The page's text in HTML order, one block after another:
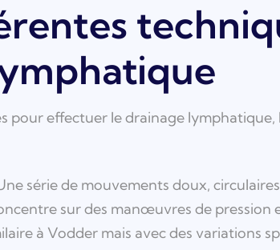
pour effectuer le drainage lymphatique,
série de mouvements doux,
sur des manœuvres de pression
à Vodder mais avec des variations